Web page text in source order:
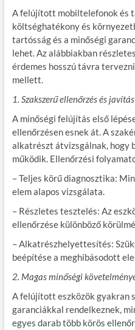
A felújított mobiltelefonok és
költséghatékony és
tartósság és a minőségi
lehet. Az alábbiakban
érdemes hosszú távra
mellett.
1. Szakszerű ellenőrzés és javítás
A minőségi felújítás első
ellenőrzésen esnek át. A
alkatrészt átvizsgálnak, hogy
működik. Ellenőrzési
– Teljes körű diagnosztika:
elem alapos vizsgálata.
– Részletes tesztelés: Az
ellenőrzése különböző
– Alkatrészhelyettesítés:
beépítése a meghibásodott
2. Magas minőségi
A felújított eszközök gyakran
garanciákkal rendelkeznek,
egyes darab több körös